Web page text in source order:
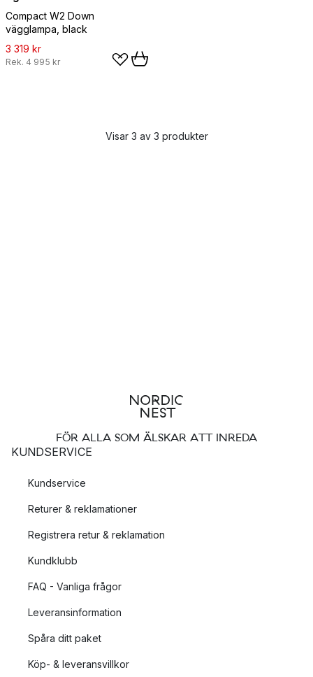
Compact W2 Down
vägglampa, black
3 319 kr
Rek. 4 995 kr
Visar 3 av 3 produkter
FÖR ALLA SOM ÄLSKAR ATT INREDA
KUNDSERVICE
Kundservice
Returer & reklamationer
Registrera retur & reklamation
Kundklubb
FAQ - Vanliga frågor
Leveransinformation
Spåra ditt paket
Köp- & leveransvillkor